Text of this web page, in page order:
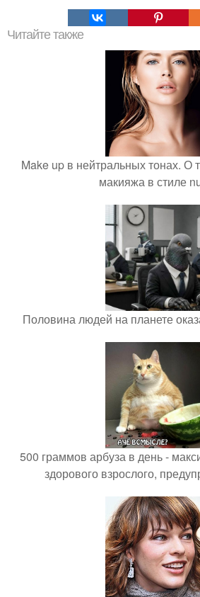
Читайте также
Make up в нейтральных тонах. О
макияжа в стиле
Половина людей на планете
500 граммов арбуза в день -
здорового взрослого,